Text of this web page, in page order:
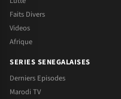
Faits Divers
Videos
Afrique
SERIES SENEGALAISES
Derniers Episodes
Marodi TV